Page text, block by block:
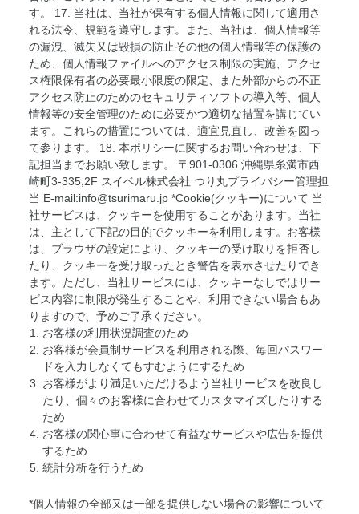
す。 17. 当社は、当社が保有する個人情報に関して適用さ
れる法令、規範を遵守します。また、当社は、個人情報等
の漏洩、滅失又は毀損の防止その他の個人情報等の保護の
ため、個人情報ファイルへのアクセス制限の実施、アクセ
ス権限保有者の必要最小限度の限定、また外部からの不正
アクセス防止のためのセキュリティソフトの導入等、個人
情報等の安全管理のために必要かつ適切な措置を講じてい
ます。これらの措置については、適宜見直し、改善を図っ
て参ります。 18. 本ポリシーに関するお問い合わせは、下
記担当までお願い致します。 〒901-0306 沖縄県糸満市西
崎町3-335,2F スイベル株式会社 つり丸プライバシー管理担
当 E-mail:info@tsurimaru.jp *Cookie(クッキー)について 当
社サービスは、クッキーを使用することがあります。当社
は、主として下記の目的でクッキーを利用します。お客様
は、ブラウザの設定により、クッキーの受け取りを拒否し
たり、クッキーを受け取ったとき警告を表示させたりでき
ます。ただし、当社サービスには、クッキーなしではサー
ビス内容に制限が発生することや、利用できない場合もあ
りますので、予めご了承ください。
お客様の利用状況調査のため
お客様が会員制サービスを利用される際、毎回パスワー
ドを入力しなくてもすむようにするため
お客様がより満足いただけるよう当社サービスを改良し
たり、個々のお客様に合わせてカスタマイズしたりする
ため
お客様の関心事に合わせて有益なサービスや広告を提供
するため
統計分析を行うため
*個人情報の全部又は一部を提供しない場合の影響について